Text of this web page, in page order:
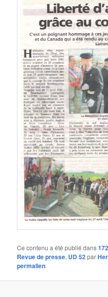
Ce contenu a été publié dans
Revue de presse, UD 52 par
permalien.